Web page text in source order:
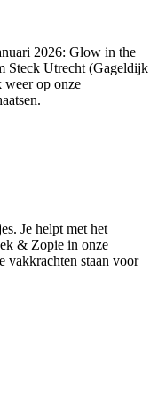
2026: Glow in the
Steck Utrecht (Gageldijk
op onze
Je helpt met het
& Zopie in onze
vakkrachten staan voor